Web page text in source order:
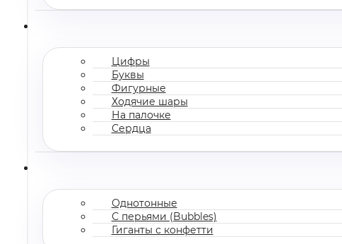
Цифры
Буквы
Фигурные
Ходячие шары
На палочке
Сердца
Однотонные
С перьями (Bubbles)
Гиганты с конфетти